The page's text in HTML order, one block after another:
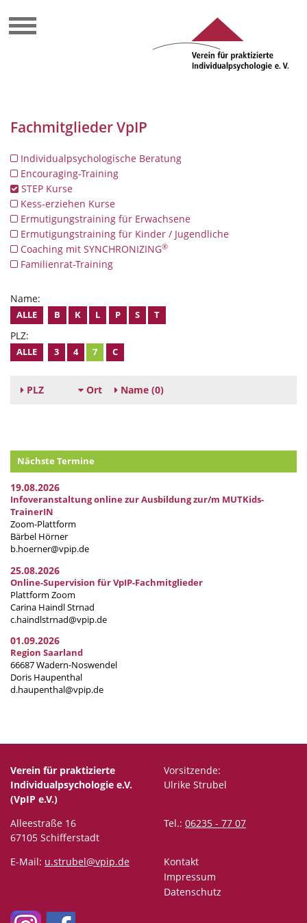
Fachmitglieder VpIP
Individualpsychologische Beratung
Encouraging-Training
STEP Kurse
Kess-erziehen Kurse
Ermutigungstraining für Erwachsene
Ermutigungstraining für Kinder / Jugendliche
Coaching mit SYNCHRONIZING®
Familienrat-Training
Name:
ALLE B K L P S T
PLZ:
ALLE 3 4 7 C
PLZ Ort Name (0)
Nächste Termine
19.08.2026
Infoveranstaltung online zur Ausbildung zur/m MUTKids-
TrainerIN
Zoom-Plattform
Bärbel Hörner
b.hoerner@vpip.de
25.08.2026
Online-Supervision für VpIP-Fachmitglieder
Plattform Zoom
Carina Haindl Strnad
c.haindlstrnad@vpip.de
01.09.2026
Region Saarland
66687 Wadern-Noswendel
Doris Haupenthal
d.haupenthal@vpip.de
Verein für praktizierte
Individualpsychologie e.V.
(VpIP e.V.)
Vorsitzende:
Ulrike Strubel
Alleestraße 16
67105 Schifferstadt
Tel.: 06235 - 77 07
E-Mail: u.strubel@vpip.de
Kontakt
Impressum
Datenschutz